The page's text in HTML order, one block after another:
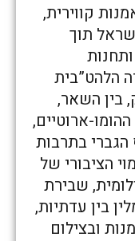
קווירית,
תוך
הלהט”בית
בין השאר,
ההומו-ארוטיים,
הגברי בתרבות
הציבורי של
שבירת
בין עדתיות,
ובצילום